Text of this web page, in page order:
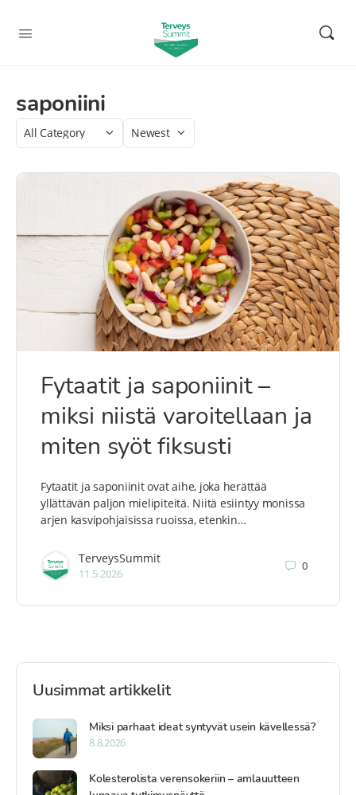
saponiini
Category
Sort
Fytaatit ja saponiinit –
miksi niistä varoitellaan ja
miten syöt fiksusti
Fytaatit ja saponiinit ovat aihe, joka herättää
yllättävän paljon mielipiteitä. Niitä esiintyy monissa
arjen kasvipohjaisissa ruoissa, etenkin…
TerveysSummit
11.5.2026
0
Uusimmat artikkelit
Miksi parhaat ideat syntyvät usein kävellessä?
8.8.2026
Kolesterolista verensokeriin – amlauutteen